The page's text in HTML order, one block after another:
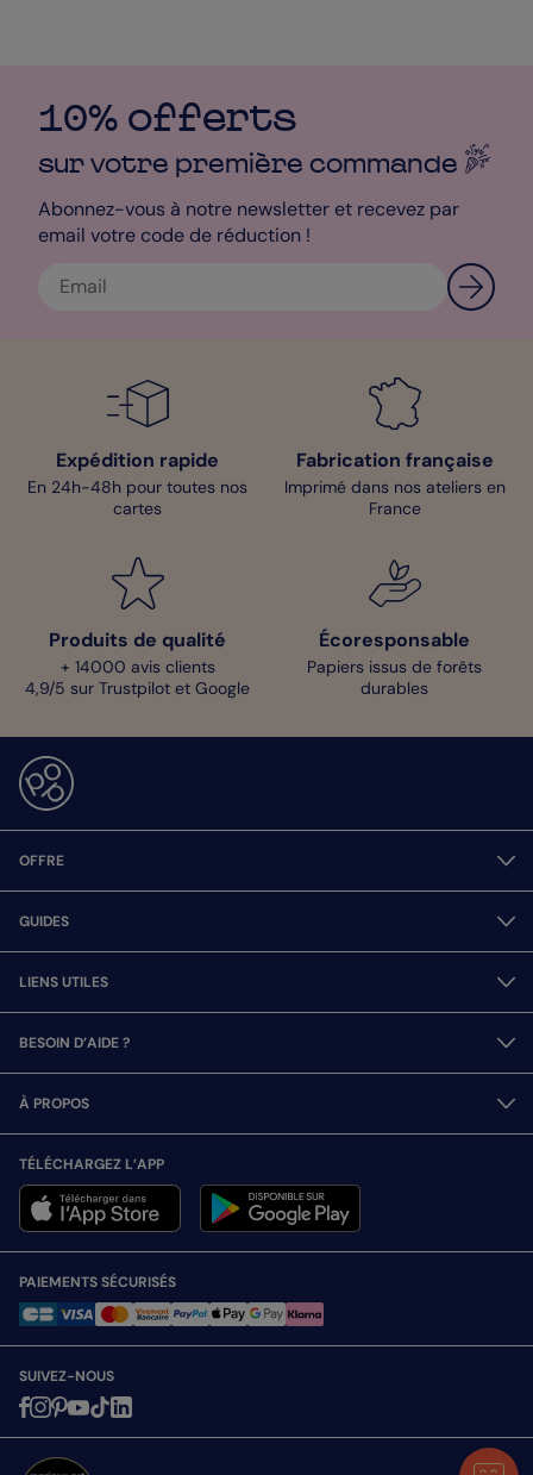
10% offerts
sur votre première commande
Abonnez-vous à notre newsletter et recevez par
email votre code de réduction !
Expédition rapide
En 24h-48h pour toutes nos
cartes
Fabrication française
Imprimé dans nos ateliers en
France
Produits de qualité
+ 14000 avis clients
4,9/5 sur Trustpilot et Google
Écoresponsable
Papiers issus de forêts
durables
OFFRE
GUIDES
LIENS UTILES
BESOIN D’AIDE ?
À PROPOS
TÉLÉCHARGEZ L’APP
PAIEMENTS SÉCURISÉS
SUIVEZ-NOUS